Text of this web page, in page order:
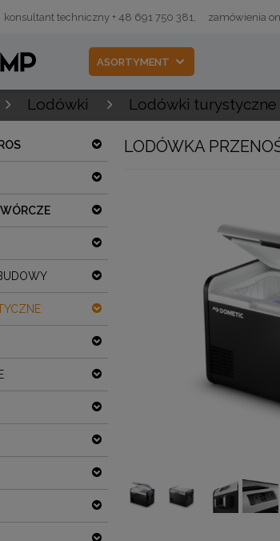
konsultant techniczny + 48 691 750 381, zamówienia
ASORTYMENT
Lodówki Lodówki turystyczne
LODÓWKA